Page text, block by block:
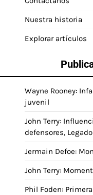
Nuestra historia
Explorar artículos
Wayne Rooney:
juvenil
John Terry:
defensores, Legado
Jermain Defoe:
John Terry:
Phil Foden: